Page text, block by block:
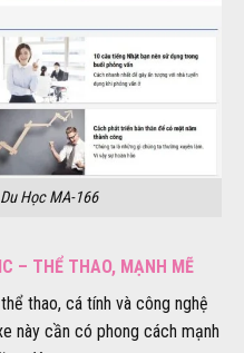
Học MA-166
– THỂ THAO, MẠNH MẼ
thao, cá tính và công nghệ
này cần có phong cách mạnh